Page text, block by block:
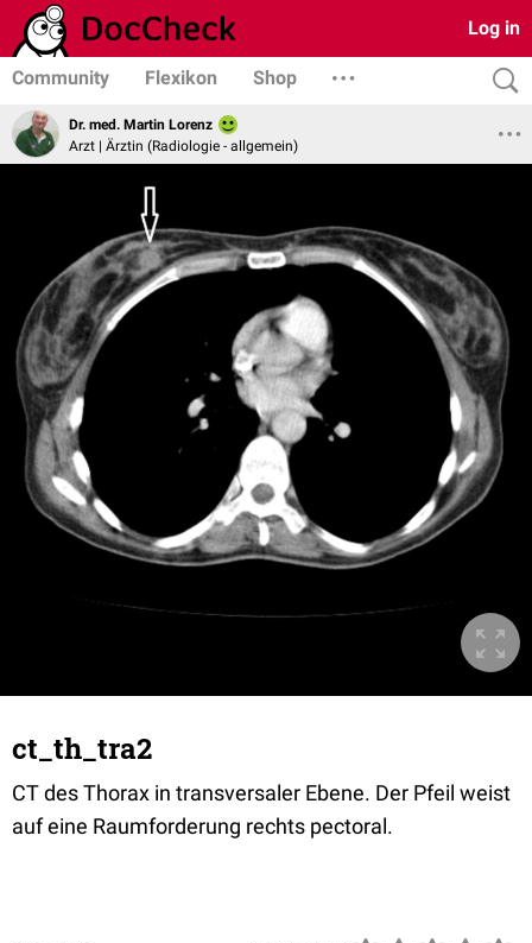
Log in
Community Flexikon Shop
Dr. med. Martin Lorenz
Arzt | Ärztin (Radiologie - allgemein)
ct_th_tra2
CT des Thorax in transversaler Ebene. Der Pfeil weist
auf eine Raumforderung rechts pectoral.